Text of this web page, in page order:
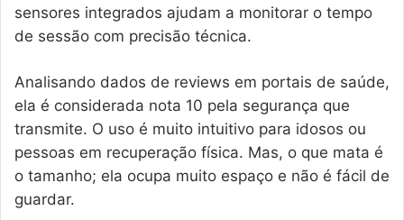
sensores integrados ajudam a monitorar o tempo
de sessão com precisão técnica.
Analisando dados de reviews em portais de saúde,
ela é considerada nota 10 pela segurança que
transmite. O uso é muito intuitivo para idosos ou
pessoas em recuperação física. Mas, o que mata é
o tamanho; ela ocupa muito espaço e não é fácil de
guardar.